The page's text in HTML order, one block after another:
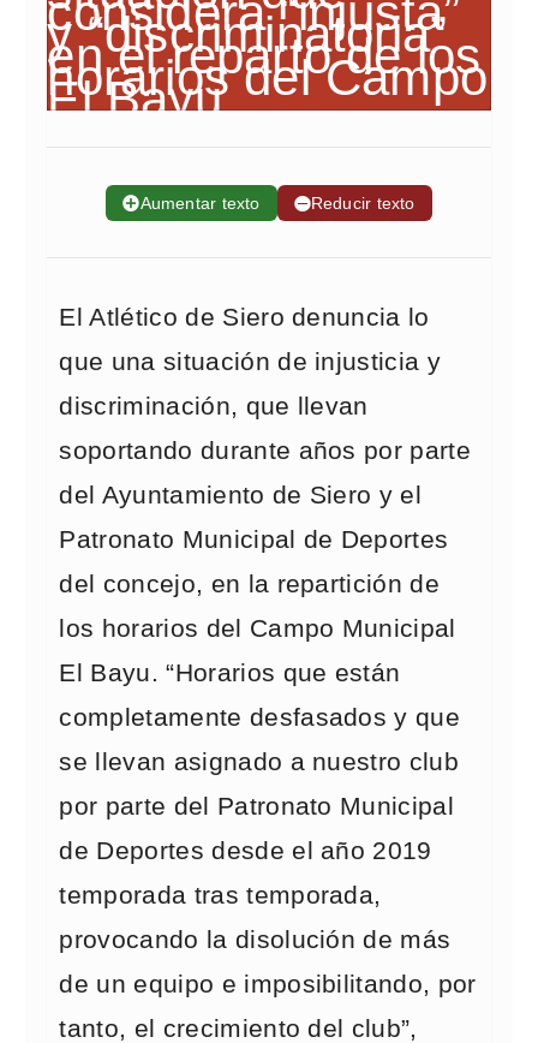
➕Aumentar texto ➖Reducir texto
El Atlético de Siero denuncia lo
que una situación de injusticia y
discriminación, que llevan
soportando durante años por parte
del Ayuntamiento de Siero y el
Patronato Municipal de Deportes
del concejo, en la repartición de
los horarios del Campo Municipal
El Bayu. “Horarios que están
completamente desfasados y que
se llevan asignado a nuestro club
por parte del Patronato Municipal
de Deportes desde el año 2019
temporada tras temporada,
provocando la disolución de más
de un equipo e imposibilitando, por
tanto, el crecimiento del club”,